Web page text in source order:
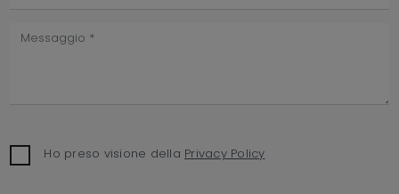
Ho preso visione della Privacy Policy